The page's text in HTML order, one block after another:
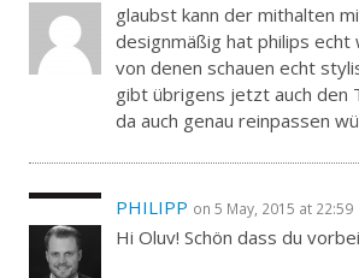
glaubst kann der mithalten
designmäßig hat philips echt
von denen schauen echt
gibt übrigens jetzt auch den
da auch genau reinpassen
PHILIPP on 5 May, 2015 at 22:59
Hi Oluv! Schön dass du